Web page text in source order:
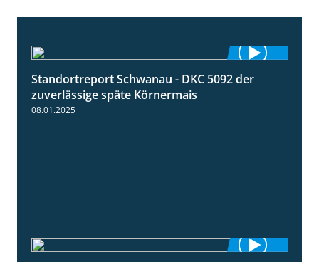
1:18
Standortreport Schwanau - DKC 5092 der
zuverlässige späte Körnermais
08.01.2025